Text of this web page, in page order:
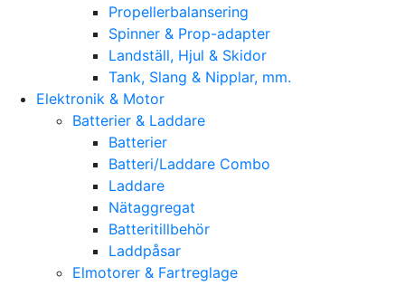
Propellerbalansering
Spinner & Prop-adapter
Landställ, Hjul & Skidor
Tank, Slang & Nipplar, mm.
Elektronik & Motor
Batterier & Laddare
Batterier
Batteri/Laddare Combo
Laddare
Nätaggregat
Batteritillbehör
Laddpåsar
Elmotorer & Fartreglage